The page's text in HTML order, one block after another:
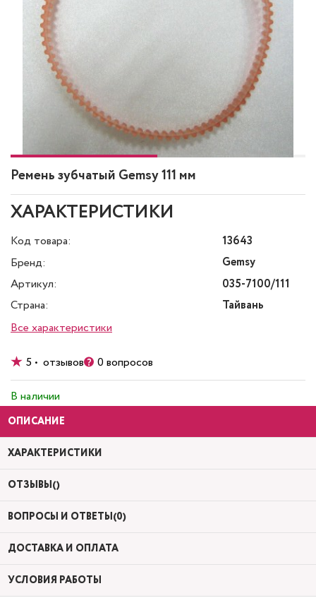
Ремень зубчатый Gemsy 111 мм
ХАРАКТЕРИСТИКИ
Код товара:
13643
Бренд:
Gemsy
Артикул:
035-7100/111
Страна:
Тайвань
Все характеристики
5 • отзывов 0 вопросов
В наличии
ОПИСАНИЕ
ХАРАКТЕРИСТИКИ
ОТЗЫВЫ()
ВОПРОСЫ И ОТВЕТЫ(0)
ДОСТАВКА И ОПЛАТА
УСЛОВИЯ РАБОТЫ